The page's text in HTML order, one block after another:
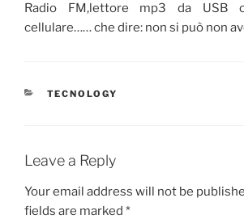
Radio FM,lettore mp3 da USB
cellulare…… che dire: non si può non
CATEGORIES
TECNOLOGY
Leave a Reply
Your email address will not be
fields are marked *